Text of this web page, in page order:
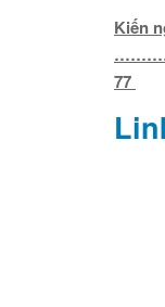
Kiến
77